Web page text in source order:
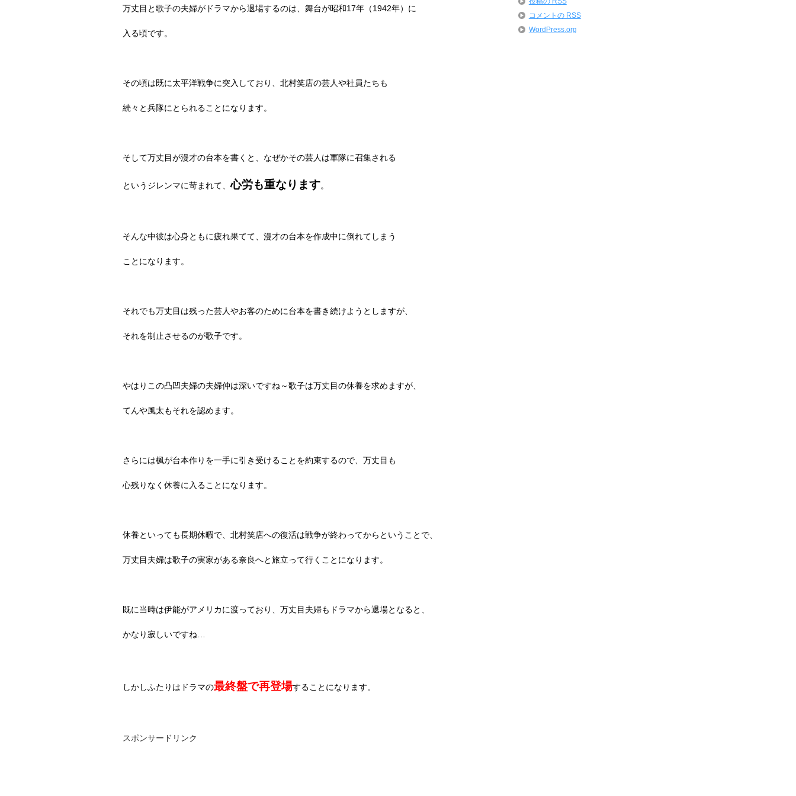
万丈目と歌子の夫婦がドラマから退場するのは、舞台が昭和17年（1942年）に
入る頃です。
その頃は既に太平洋戦争に突入しており、北村笑店の芸人や社員たちも
続々と兵隊にとられることになります。
そして万丈目が漫才の台本を書くと、なぜかその芸人は軍隊に召集される
というジレンマに苛まれて、心労も重なります。
そんな中彼は心身ともに疲れ果てて、漫才の台本を作成中に倒れてしまう
ことになります。
それでも万丈目は残った芸人やお客のために台本を書き続けようとしますが、
それを制止させるのが歌子です。
やはりこの凸凹夫婦の夫婦仲は深いですね～歌子は万丈目の休養を求めますが、
てんや風太もそれを認めます。
さらには楓が台本作りを一手に引き受けることを約束するので、万丈目も
心残りなく休養に入ることになります。
休養といっても長期休暇で、北村笑店への復活は戦争が終わってからということで、
万丈目夫婦は歌子の実家がある奈良へと旅立って行くことになります。
既に当時は伊能がアメリカに渡っており、万丈目夫婦もドラマから退場となると、
かなり寂しいですね…
しかしふたりはドラマの最終盤で再登場することになります。
スポンサードリンク
コメントの RSS
WordPress.org